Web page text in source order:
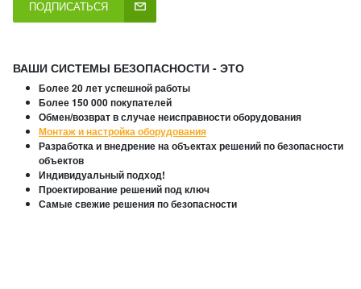
ПОДПИСАТЬСЯ
ВАШИ СИСТЕМЫ БЕЗОПАСНОСТИ - ЭТО
Более 20 лет успешной работы
Более 150 000 покупателей
Обмен/возврат в случае неисправности оборудования
Монтаж и настройка оборудования
Разработка и внедрение на объектах решений по безопасности
объектов
Индивидуальный подход!
Проектирование решений под ключ
Самые свежие решения по безопасности